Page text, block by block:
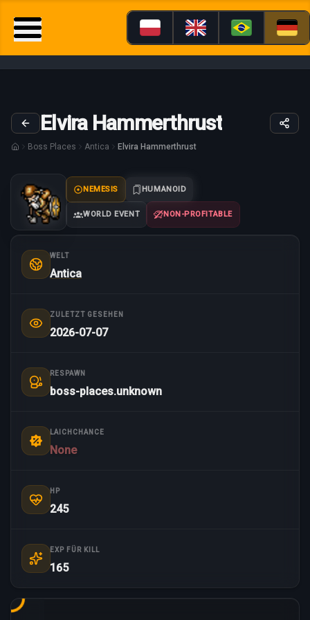
Elvira Hammerthrust
Boss Places Antica Elvira Hammerthrust
NEMESIS HUMANOID
WORLD EVENT NON-PROFITABLE
WELT
Antica
ZULETZT GESEHEN
2026-07-07
RESPAWN
boss-places.unknown
LAICHCHANCE
None
HP
245
EXP FÜR KILL
165